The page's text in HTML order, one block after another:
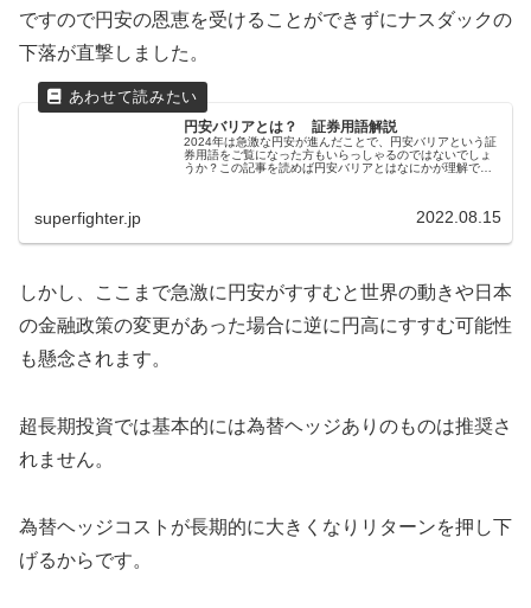
ですので円安の恩恵を受けることができずにナスダックの
下落が直撃しました。
円安バリアとは？ 証券用語解説
2024年は急激な円安が進んだことで、円安バリアという証
券用語をご覧になった方もいらっしゃるのではないでしょ
うか？この記事を読めば円安バリアとはなにかが理解でき
superfighter.jp 2022.08.15
しかし、ここまで急激に円安がすすむと世界の動きや日本
の金融政策の変更があった場合に逆に円高にすすむ可能性
も懸念されます。
超長期投資では基本的には為替ヘッジありのものは推奨さ
れません。
為替ヘッジコストが長期的に大きくなりリターンを押し下
げるからです。